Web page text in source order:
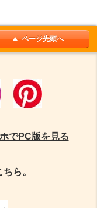
ページ先頭へ
でPC版を見る
ら。